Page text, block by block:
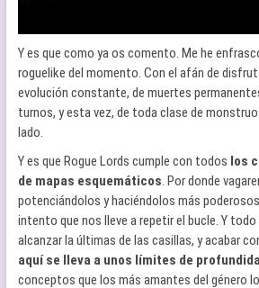
Y es que como ya os comento. Me he
roguelike del momento. Con el afán de
evolución constante, de muertes
turnos, y esta vez, de toda clase de
lado.
Y es que Rogue Lords cumple con todos los
de mapas esquemáticos. Por donde
potenciándolos y haciéndolos más
intento que nos lleve a repetir el bucle. Y
alcanzar la últimas de las casillas, y acabar
aquí se lleva a unos límites de
conceptos que los más amantes del género